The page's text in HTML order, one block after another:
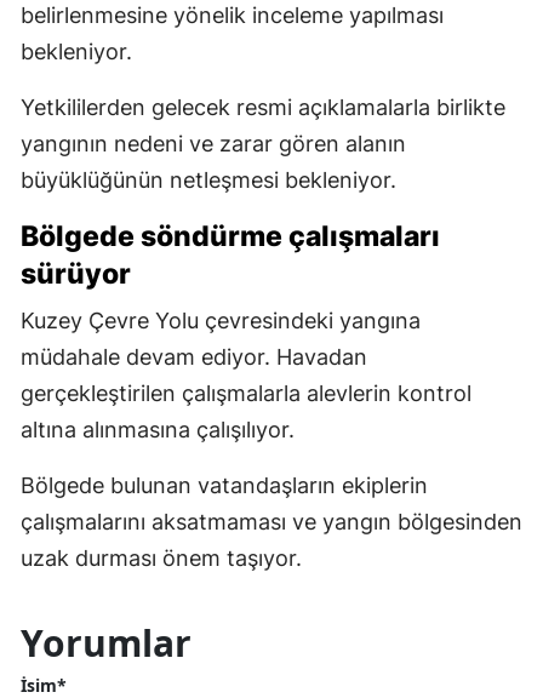
belirlenmesine yönelik inceleme yapılması
bekleniyor.
Yetkililerden gelecek resmi açıklamalarla birlikte
yangının nedeni ve zarar gören alanın
büyüklüğünün netleşmesi bekleniyor.
Bölgede söndürme çalışmaları
sürüyor
Kuzey Çevre Yolu çevresindeki yangına
müdahale devam ediyor. Havadan
gerçekleştirilen çalışmalarla alevlerin kontrol
altına alınmasına çalışılıyor.
Bölgede bulunan vatandaşların ekiplerin
çalışmalarını aksatmaması ve yangın bölgesinden
uzak durması önem taşıyor.
Yorumlar
İsim*